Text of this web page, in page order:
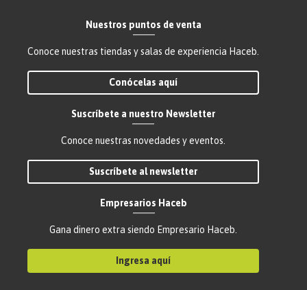
Nuestros puntos de venta
Conoce nuestras tiendas y salas de experiencia Haceb.
Conócelas aquí
Suscríbete a nuestro Newsletter
Conoce nuestras novedades y eventos.
Suscríbete al newsletter
Empresarios Haceb
Gana dinero extra siendo Empresario Haceb.
Ingresa aquí